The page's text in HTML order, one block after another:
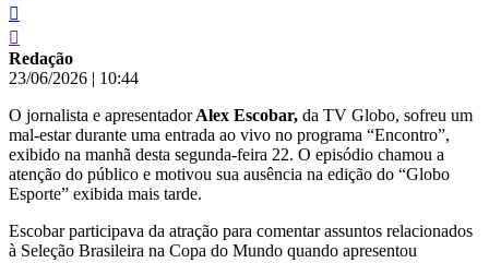
Redação
23/06/2026 | 10:44
O jornalista e apresentadorAlex Escobar, da TV Globo, sofreu um
mal-estar durante uma entrada ao vivo no programa “Encontro”,
exibido na manhã desta segunda-feira 22. O episódio chamou a
atenção do público e motivou sua ausência na edição do “Globo
Esporte” exibida mais tarde.
Escobar participava da atração para comentar assuntos relacionados
à Seleção Brasileira na Copa do Mundo quando apresentou